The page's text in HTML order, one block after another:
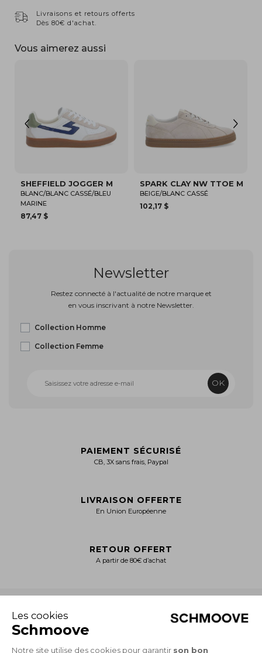
Livraisons et retours offerts
Dès 80€ d'achat.
Vous aimerez aussi
M
BLEU
SPARK CLAY NW TTOE M
BEIGE/BLANC CASSÉ
ORDER SNEAKER M
BLANC/MARRON
Newsletter
Restez connecté à l'actualité de notre marque et
en vous inscrivant à notre Newsletter.
Collection Homme
Collection Femme
OK
PAIEMENT SÉCURISÉ
CB, 3X sans frais, Paypal
LIVRAISON OFFERTE
En Union Européenne
RETOUR OFFERT
A partir de 80€ d’achat
NOTRE CATALOGUE +
Collection Homme